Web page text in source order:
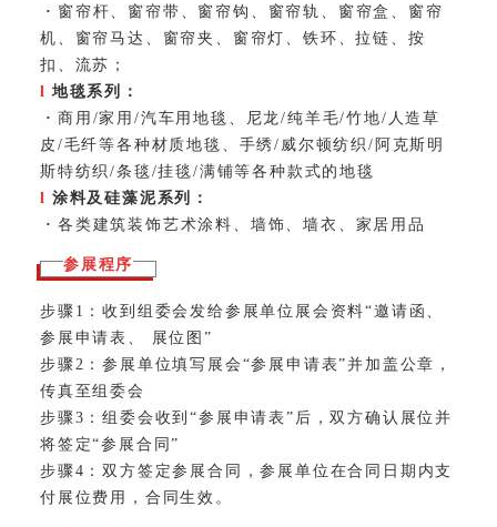
· 窗帘杆、窗帘带、窗帘钩、窗帘轨、窗帘盒、窗帘
机、窗帘马达、窗帘夹、窗帘灯、铁环、拉链、按
扣、流苏；
l 地毯系列：
· 商用/家用/汽车用地毯、尼龙/纯羊毛/竹地/人造草
皮/毛纤等各种材质地毯、手绣/威尔顿纺织/阿克斯明
斯特纺织/条毯/挂毯/满铺等各种款式的地毯
l 涂料及硅藻泥系列：
· 各类建筑装饰艺术涂料、墙饰、墙衣、家居用品
参展程序
步骤1：收到组委会发给参展单位展会资料“邀请函、
参展申请表、 展位图”
步骤2：参展单位填写展会“参展申请表”并加盖公章，
传真至组委会
步骤3：组委会收到“参展申请表”后，双方确认展位并
将签定“参展合同”
步骤4：双方签定参展合同，参展单位在合同日期内支
付展位费用，合同生效。